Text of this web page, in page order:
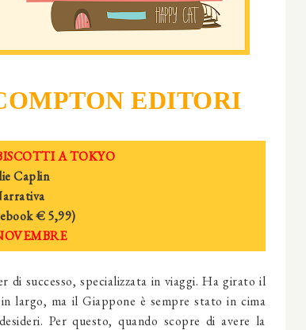
EDITORI
A TOKYO
Caplin
€ 5,99)
di suc­cesso, specializzata in viaggi. Ha girato il
largo, ma il Giappone è sempre stato in cima
Per questo, quando scopre di avere la